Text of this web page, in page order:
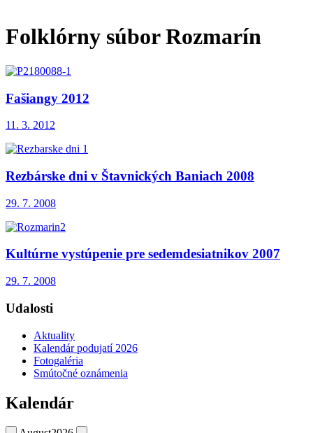
Folklórny súbor Rozmarín
Fašiangy 2012
11. 3. 2012
Rezbárske dni v Štavnických Baniach 2008
29. 7. 2008
Kultúrne vystúpenie pre sedemdesiatnikov 2007
29. 7. 2008
Udalosti
Aktuality
Kalendár podujatí 2026
Fotogaléria
Smútočné oznámenia
Kalendár